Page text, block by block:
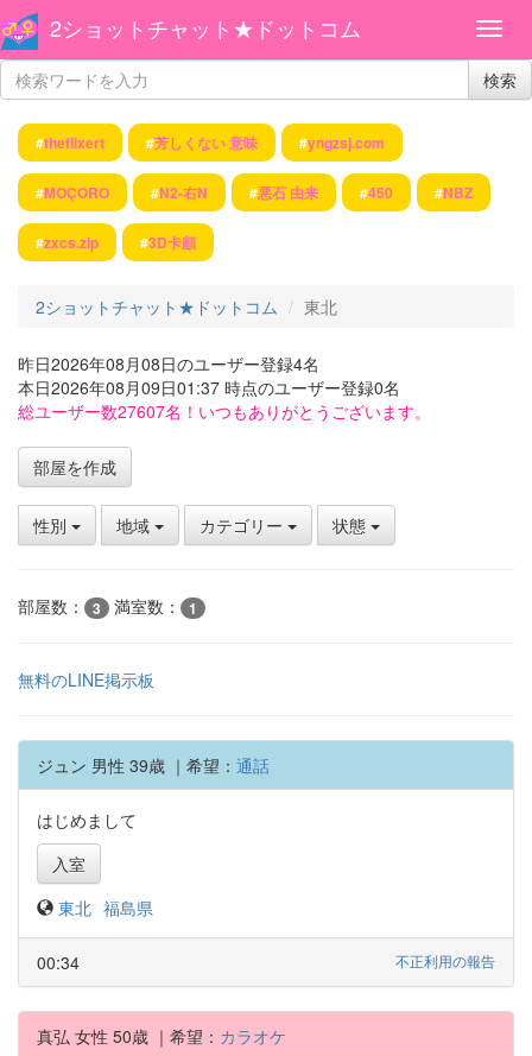
2ショットチャット★ドットコム
検索
#theflixert #芳しくない 意味 #yngzsj.com
#MOÇORO #N2-右N #悪石 由来 #450 #NBZ
#zxcs.zip #3D卡顧
2ショットチャット★ドットコム 東北
昨日2026年08月08日のユーザー登録4名
本日2026年08月09日01:37 時点のユーザー登録0名
総ユーザー数27607名！いつもありがとうございます。
部屋を作成
性別 地域 カテゴリー 状態
部屋数： 3 満室数： 1
無料のLINE掲示板
ジュン 男性 39歳 ｜希望： 通話
はじめまして
入室
東北 福島県
00:34 不正利用の報告
真弘 女性 50歳 ｜希望： カラオケ